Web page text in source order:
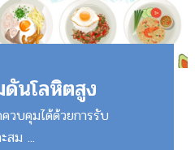
นโลหิตสูง
วบคุมได้ด้วยการรับ
สม ...